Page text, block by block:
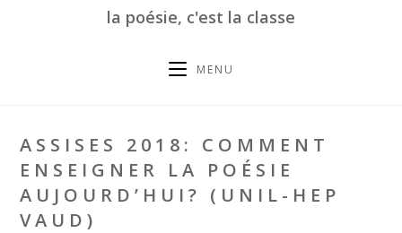
la poésie, c'est la classe
MENU
ASSISES 2018: COMMENT
ENSEIGNER LA POÉSIE
AUJOURD’HUI? (UNIL-HEP
VAUD)